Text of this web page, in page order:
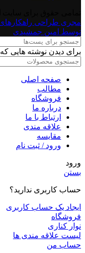
مجری طراحی
توسط امین جمشیدی
برای دیدن نوشته هایی
صفحه اصلی
مطالب
فروشگاه
درباره ما
ارتباط با ما
علاقه مندی
مقايسه
ورود / ثبت نام
ورود
بستن
حساب کاربری ندارید؟
ایجاد یک حساب کاربری
فروشگاه
نوار کناری
لیست علاقه مندی ها
حساب من